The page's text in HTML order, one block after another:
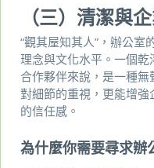
（三）清潔與
“觀其屋知其人”，辦公室
理念與文化水平。一個
合作夥伴來說，是一種
對細節的重視，更能增
的信任感。
為什麼你需要尋求辦